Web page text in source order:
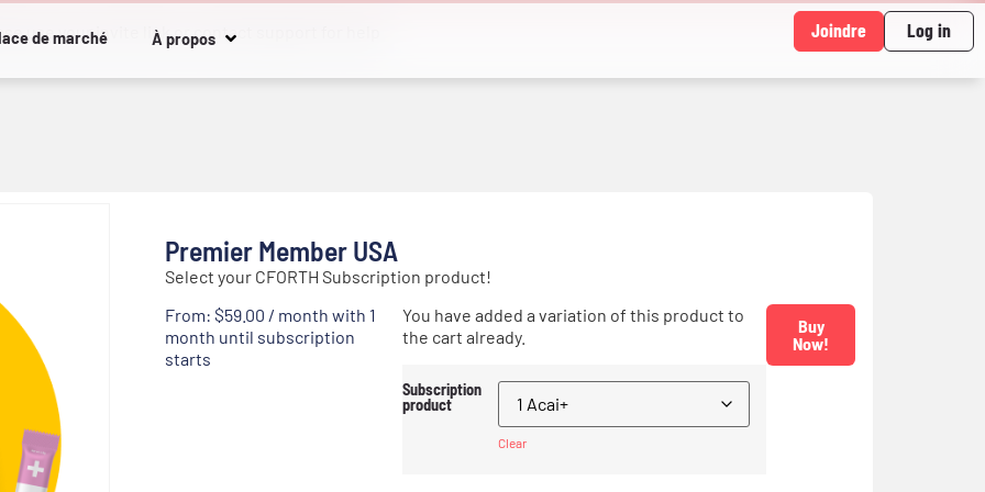
de marché À propos Joindre Log in
use your invite link or contact support for help
Premier Member USA
Select your CFORTH Subscription product!
From: $59.00 / month with 1
month until subscription
starts
You have added a variation of this product to
the cart already.
Subscription
product
Clear
Buy
Now!